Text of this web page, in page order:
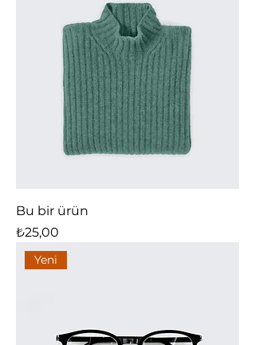
Bu bir ürün
Fiyat
₺25,00
Yeni